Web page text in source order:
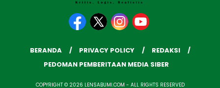
BERANDA PRIVACY POLICY
REDAKSI
PEDOMAN PEMBERITAAN MEDIA SIBER
COPYRIGHT © 2026 LENSABUMI.COM - ALL RIGHTS RESERVED